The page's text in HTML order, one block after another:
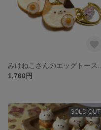
1,760円
SOLD OUT